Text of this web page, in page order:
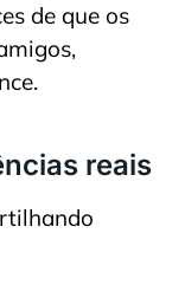
de que os
reais